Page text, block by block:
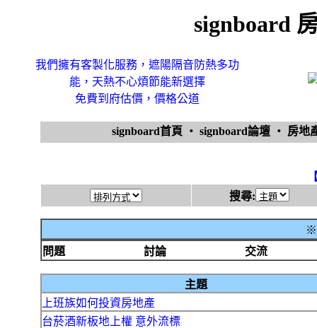
signboard
我們擁有客製化服務，遮陽隔音防熱多功
能，天熱不心煩節能新選擇
免費到府估價，價格公道
signboard首頁 ‧ signboard論壇 ‧ 房地
搜尋:
※
問題
討論 交流
主題
上班族如何投資房地產
台菸酒新板地上權 意外流標